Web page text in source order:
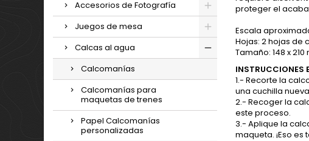
Accesorios de Fotografía
Juegos de mesa
Calcas al agua
Calcomanías
Calcomanías para
maquetas de trenes
Papel Calcomanías
personalizadas
proteger el
Escala
Hojas: 2 hojas de
Tamaño: 148 x
INSTRUCCIONES
1.- Recorte la
una cuchilla
2.- Recoger la
este proceso.
3.- Aplique la
maqueta. ¡Eso es